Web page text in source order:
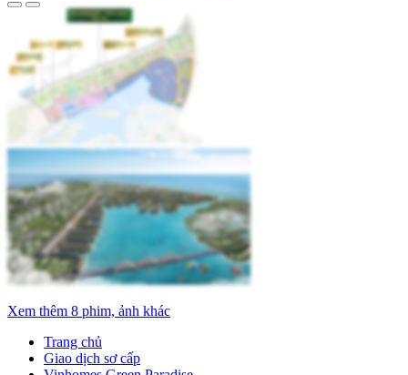
Xem thêm 8 phim, ảnh khác
Trang chủ
Giao dịch sơ cấp